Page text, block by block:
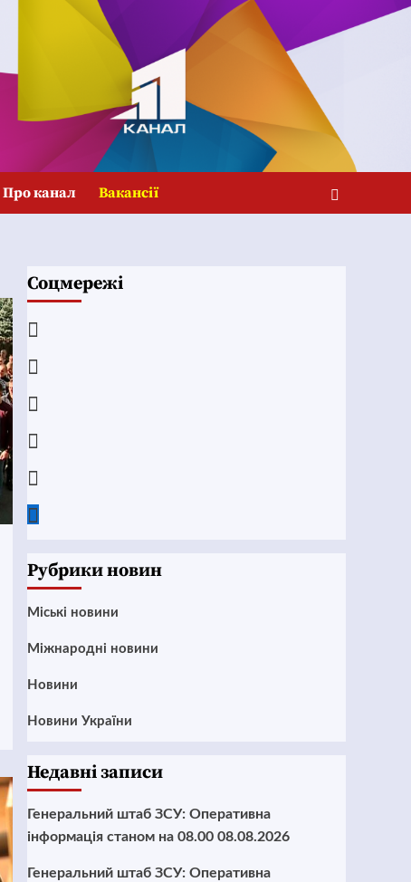
Про канал Вакансії
Соцмережі
Рубрики новин
Mіські новини
Міжнародні новини
Новини
Новини України
Недавні записи
Генеральний штаб ЗСУ: Оперативна
інформація станом на 08.00 08.08.2026
Генеральний штаб ЗСУ: Оперативна